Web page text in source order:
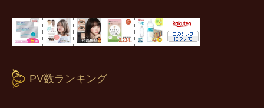
PV数ランキング